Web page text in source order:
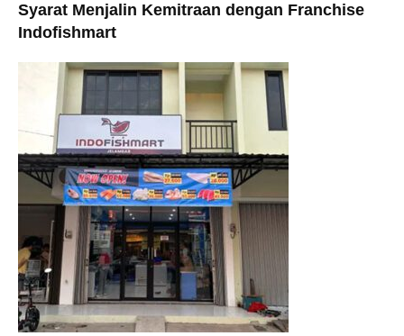
Syarat Menjalin Kemitraan dengan Franchise
Indofishmart